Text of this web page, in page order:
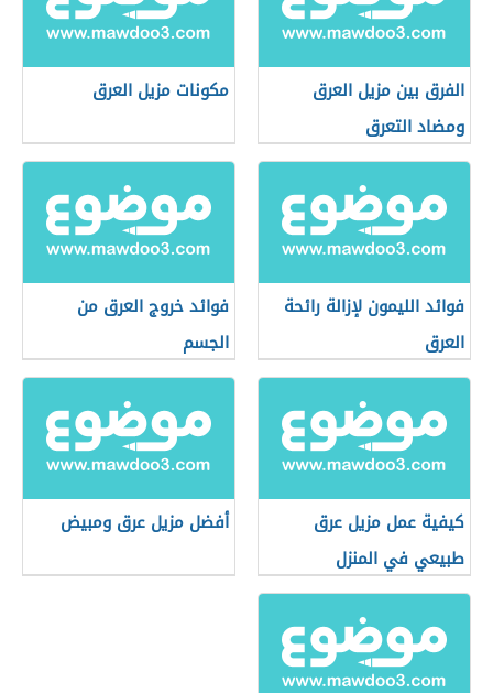
الفرق بين مزيل العرق
ومضاد التعرق
مكونات مزيل العرق
فوائد الليمون لإزالة رائحة
العرق
فوائد خروج العرق من
الجسم
كيفية عمل مزيل عرق
طبيعي في المنزل
أفضل مزيل عرق ومبيض